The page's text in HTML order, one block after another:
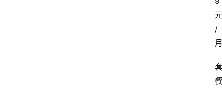
元
/
月
套
餐